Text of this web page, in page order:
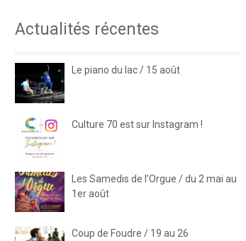
Actualités récentes
Le piano du lac / 15 août
Culture 70 est sur Instagram !
Les Samedis de l’Orgue / du 2 mai au
1er août
Coup de Foudre / 19 au 26